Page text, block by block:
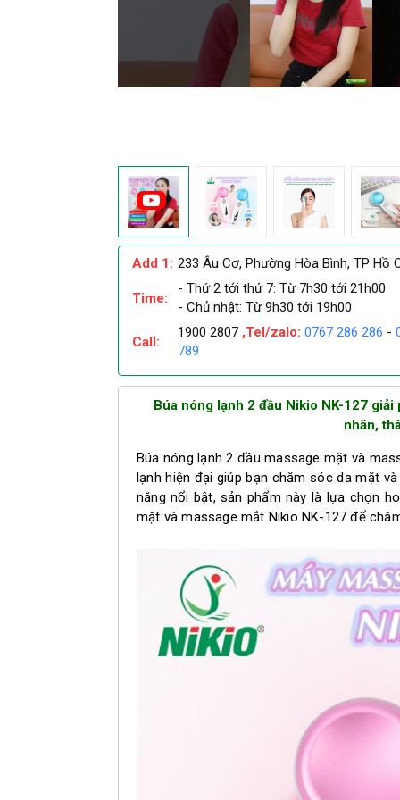
Add 1: 233 Âu Cơ, Phường Hòa Bình, TP Hồ
Time:
- Thứ 2 tới thứ 7: Từ 7h30 tới 21h00
- Chủ nhật: Từ 9h30 tới 19h00
Call:
1900 2807 ,Tel/zalo: 0767 286 286 -
789
Búa nóng lạnh 2 đầu Nikio NK-127
nhăn,
Búa nóng lạnh 2 đầu massage mặt và
lạnh hiện đại giúp bạn chăm sóc da mặt
năng nổi bật, sản phẩm này là lựa chọn
mặt và massage mắt Nikio NK-127 để